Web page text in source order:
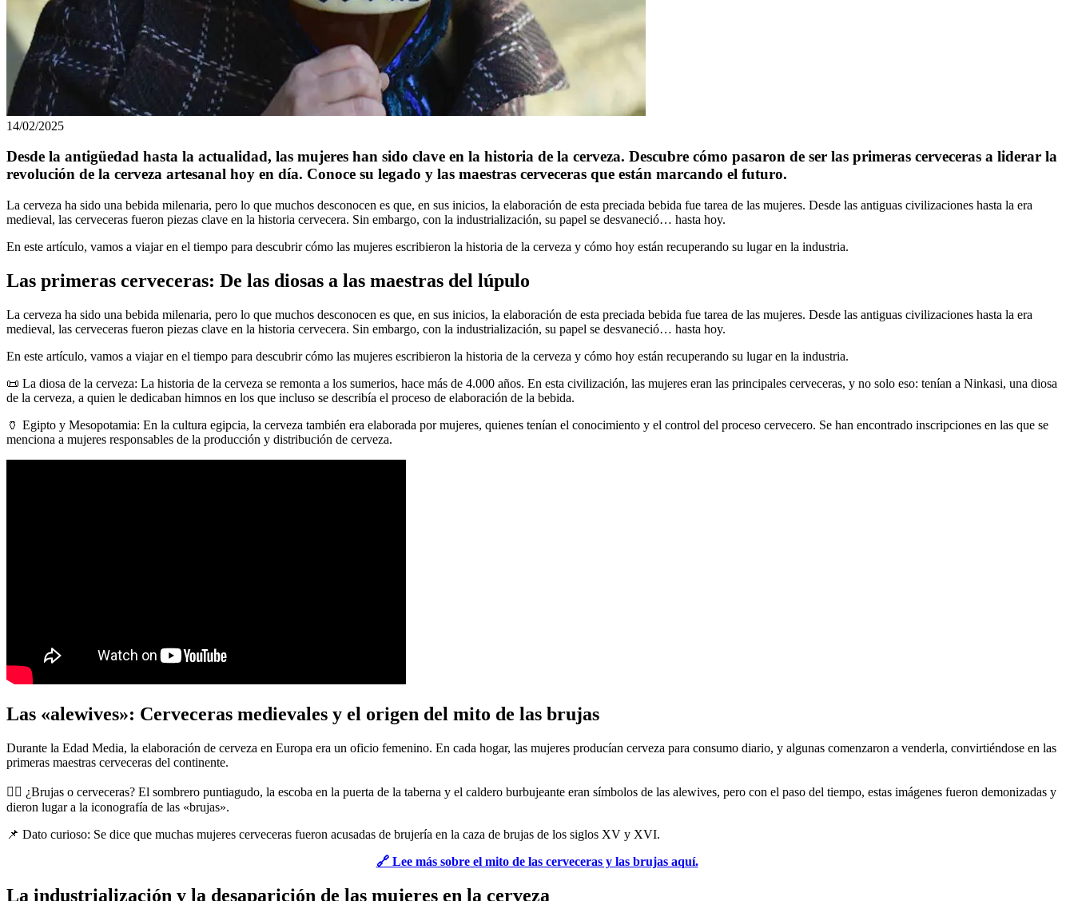
14/02/2025
Desde la antigüedad hasta la actualidad, las mujeres han sido clave en la historia de la cerveza. Descubre cómo pasaron de ser las primeras cerveceras a liderar la
revolución de la cerveza artesanal hoy en día. Conoce su legado y las maestras cerveceras que están marcando el futuro.
La cerveza ha sido una bebida milenaria, pero lo que muchos desconocen es que, en sus inicios, la elaboración de esta preciada bebida fue tarea de las mujeres. Desde las antiguas civilizaciones hasta la era
medieval, las cerveceras fueron piezas clave en la historia cervecera. Sin embargo, con la industrialización, su papel se desvaneció… hasta hoy.
En este artículo, vamos a viajar en el tiempo para descubrir cómo las mujeres escribieron la historia de la cerveza y cómo hoy están recuperando su lugar en la industria.
Las primeras cerveceras: De las diosas a las maestras del lúpulo
La cerveza ha sido una bebida milenaria, pero lo que muchos desconocen es que, en sus inicios, la elaboración de esta preciada bebida fue tarea de las mujeres. Desde las antiguas civilizaciones hasta la era
medieval, las cerveceras fueron piezas clave en la historia cervecera. Sin embargo, con la industrialización, su papel se desvaneció… hasta hoy.
En este artículo, vamos a viajar en el tiempo para descubrir cómo las mujeres escribieron la historia de la cerveza y cómo hoy están recuperando su lugar en la industria.
📜 La diosa de la cerveza: La historia de la cerveza se remonta a los sumerios, hace más de 4.000 años. En esta civilización, las mujeres eran las principales cerveceras, y no solo eso: tenían a Ninkasi, una diosa
de la cerveza, a quien le dedicaban himnos en los que incluso se describía el proceso de elaboración de la bebida.
🏺 Egipto y Mesopotamia: En la cultura egipcia, la cerveza también era elaborada por mujeres, quienes tenían el conocimiento y el control del proceso cervecero. Se han encontrado inscripciones en las que se
menciona a mujeres responsables de la producción y distribución de cerveza.
Las «alewives»: Cerveceras medievales y el origen del mito de las brujas
Durante la Edad Media, la elaboración de cerveza en Europa era un oficio femenino. En cada hogar, las mujeres producían cerveza para consumo diario, y algunas comenzaron a venderla, convirtiéndose en las
primeras maestras cerveceras del continente.
🧙‍♀️ ¿Brujas o cerveceras? El sombrero puntiagudo, la escoba en la puerta de la taberna y el caldero burbujeante eran símbolos de las alewives, pero con el paso del tiempo, estas imágenes fueron demonizadas y
dieron lugar a la iconografía de las «brujas».
📌 Dato curioso: Se dice que muchas mujeres cerveceras fueron acusadas de brujería en la caza de brujas de los siglos XV y XVI.
🔗 Lee más sobre el mito de las cerveceras y las brujas aquí.
La industrialización y la desaparición de las mujeres en la cerveza